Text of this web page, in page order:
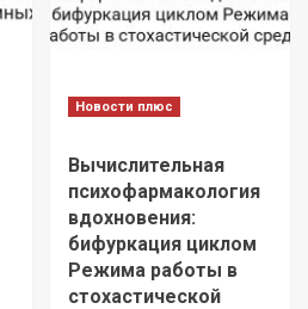
Новости плюс
Вычислительная
психофармакология
вдохновения:
бифуркация циклом
Режима работы в
стохастической